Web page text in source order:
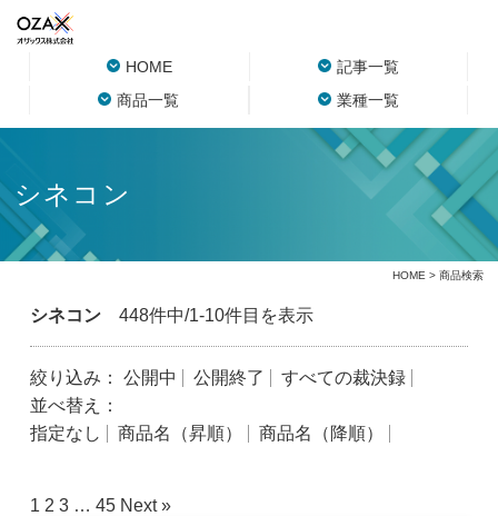
HOME
記事一覧
商品一覧
業種一覧
シネコン
HOME > 商品検索
シネコン448件中/1-10件目を表示
絞り込み： 公開中 公開終了
すべての裁決録
並べ替え：
指定なし
商品名（昇順） 商品名（降順）
1 2 3 … 45 Next »